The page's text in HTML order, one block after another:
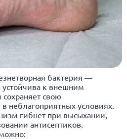
бактерия —
устойчива к внешним
свою
неблагоприятных условиях.
гибнет при высыхании,
антисептиков.